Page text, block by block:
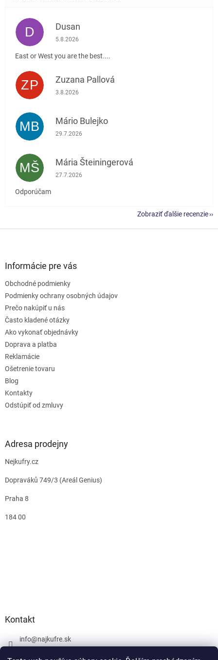
D Dusan
Hodnotenie obchodu je 5 z 5 hviezdičiek.
5.8.2026
East or West you are the best....
ZP Zuzana Pallová
Hodnotenie obchodu je 5 z 5 hviezdičiek.
3.8.2026
MB Mário Bulejko
Hodnotenie obchodu je 5 z 5 hviezdičiek.
29.7.2026
MŠ Mária Šteiningerová
Hodnotenie obchodu je 5 z 5 hviezdičiek.
27.7.2026
Odporúčam
Zobraziť ďalšie recenzie
Informácie pre vás
Obchodné podmienky
Podmienky ochrany osobných údajov
Prečo nakúpiť u nás
Často kladené otázky
Ako vykonať objednávky
Doprava a platba
Reklamácie
Ošetrenie tovaru
Blog
Kontakty
Odstúpiť od zmluvy
Adresa prodejny
Nejkufry.cz
Dopraváků 749/3 (Areál Genius)
Praha 8
184 00
Kontakt
info@najkufre.sk